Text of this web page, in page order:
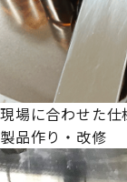
現場に合わせた仕
製品作り・改修